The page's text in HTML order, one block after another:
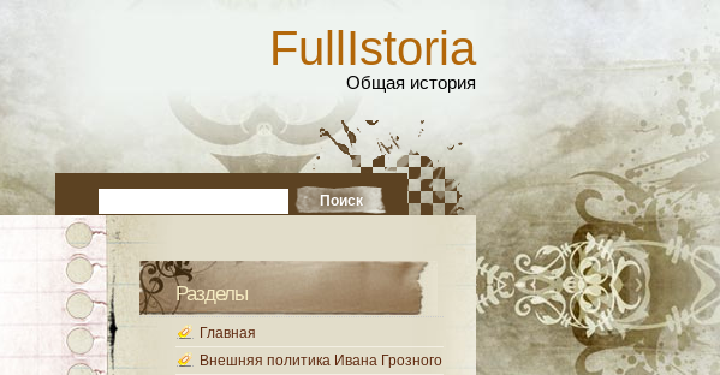
FullIstoria
Общая история
Разделы
Главная
Внешняя политика Ивана Грозного